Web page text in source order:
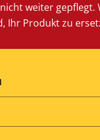
weiter gepflegt.
Ihr Produkt zu